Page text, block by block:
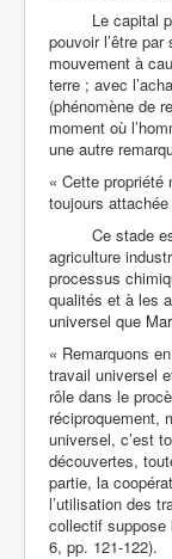
Le capital
pouvoir l’être
mouvement à
terre ; avec
(phénomène de
moment où
une autre
« Cette
toujours
Ce stade est
agriculture
processus
qualités et à les
universel que
« Remarquons
travail universel
rôle dans le
réciproquement,
universel, c’est
découvertes,
partie, la
l’utilisation des
collectif suppose
6, pp. 121-122).